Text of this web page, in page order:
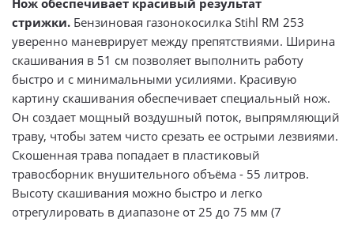
Нож обеспечивает красивый результат
стрижки. Бензиновая газонокосилка Stihl RM 253
уверенно маневрирует между препятствиями. Ширина
скашивания в 51 см позволяет выполнить работу
быстро и с минимальными усилиями. Красивую
картину скашивания обеспечивает специальный нож.
Он создает мощный воздушный поток, выпрямляющий
траву, чтобы затем чисто срезать ее острыми лезвиями.
Скошенная трава попадает в пластиковый
травосборник внушительного объёма - 55 литров.
Высоту скашивания можно быстро и легко
отрегулировать в диапазоне от 25 до 75 мм (7